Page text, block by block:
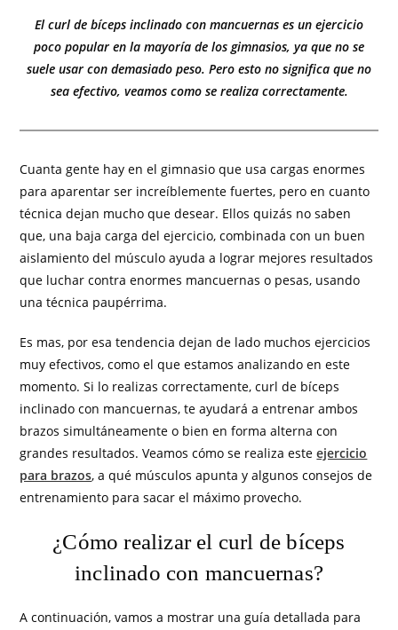
El curl de bíceps inclinado con mancuernas es un ejercicio
poco popular en la mayoría de los gimnasios, ya que no se
suele usar con demasiado peso. Pero esto no significa que no
sea efectivo, veamos como se realiza correctamente.
Cuanta gente hay en el gimnasio que usa cargas enormes
para aparentar ser increíblemente fuertes, pero en cuanto
técnica dejan mucho que desear. Ellos quizás no saben
que, una baja carga del ejercicio, combinada con un buen
aislamiento del músculo ayuda a lograr mejores resultados
que luchar contra enormes mancuernas o pesas, usando
una técnica paupérrima.
Es mas, por esa tendencia dejan de lado muchos ejercicios
muy efectivos, como el que estamos analizando en este
momento. Si lo realizas correctamente, curl de bíceps
inclinado con mancuernas, te ayudará a entrenar ambos
brazos simultáneamente o bien en forma alterna con
grandes resultados. Veamos cómo se realiza esteejercicio
para brazos, a qué músculos apunta y algunos consejos de
entrenamiento para sacar el máximo provecho.
¿Cómo realizar el curl de bíceps
inclinado con mancuernas?
A continuación, vamos a mostrar una guía detallada para